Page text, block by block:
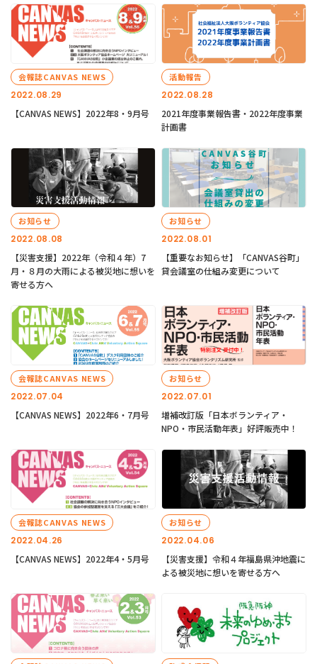
2022.08.29
会報誌CANVAS NEWS
【CANVAS NEWS】2022年8・9月号
2022.08.28
活動報告
2021年度事業報告書・2022年度事業
計画書
2022.08.08
お知らせ
【災害支援】2022年（令和４年）7
月・８月の大雨による被災地に想いを
寄せる方へ
2022.08.01
お知らせ
【重要なお知らせ】「CANVAS谷町」
貸会議室の仕組み変更について
2022.07.04
会報誌CANVAS NEWS
【CANVAS NEWS】2022年6・7月号
2022.07.01
お知らせ
増補改訂版「日本ボランティア・
NPO・市民活動年表」好評販売中！
2022.04.26
会報誌CANVAS NEWS
【CANVAS NEWS】2022年4・5月号
2022.04.06
お知らせ
【災害支援】令和４年福島県沖地震に
よる被災地に想いを寄せる方へ